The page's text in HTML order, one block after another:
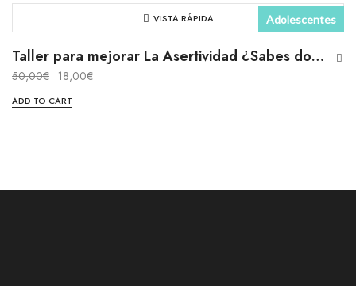
Adolescentes
Presencial
VISTA RÁPIDA
Taller para mejorar La Asertividad ¿Sabes donde están los límites?
50,00€ 18,00€
ADD TO CART